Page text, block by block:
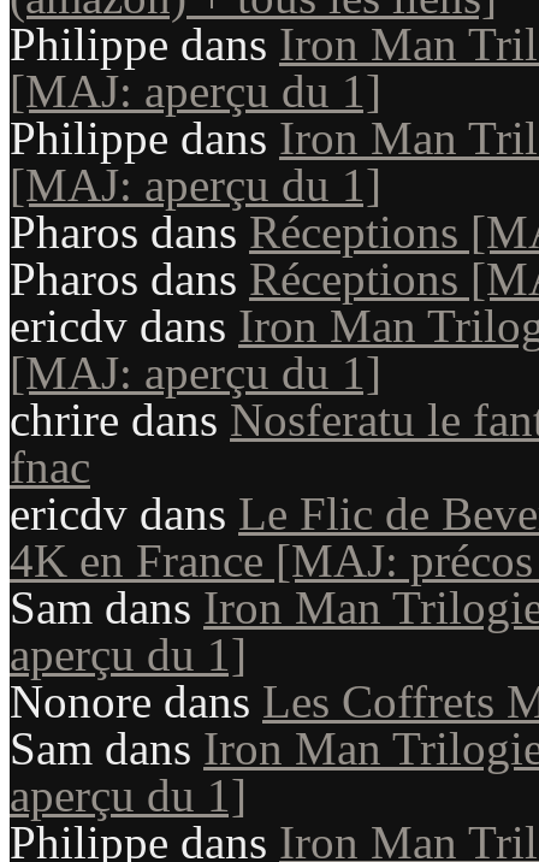
Philippe dans Iron Man
[MAJ: aperçu du 1]
Philippe dans Iron Man
[MAJ: aperçu du 1]
Pharos dans Réceptions
Pharos dans Réceptions
ericdv dans Iron Man
[MAJ: aperçu du 1]
chrire dans Nosferatu le
fnac
ericdv dans Le Flic de
4K en France [MAJ:
Sam dans Iron Man
aperçu du 1]
Nonore dans Les Coffrets
Sam dans Iron Man
aperçu du 1]
Philippe dans Iron Man